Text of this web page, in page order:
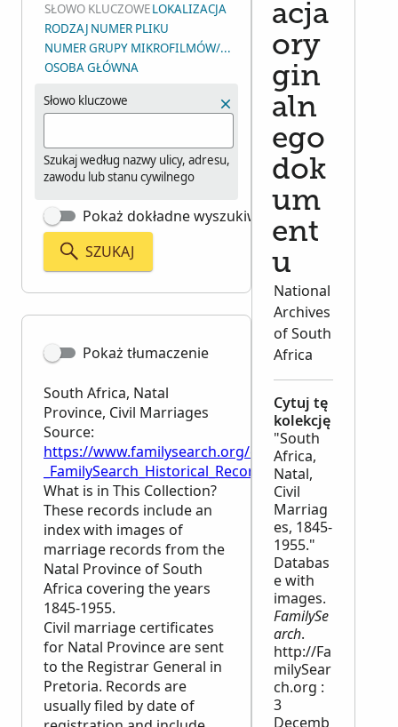
SŁOWO KLUCZOWELOKALIZACJA
RODZAJ NUMER PLIKU
NUMER GRUPY MIKROFILMÓW/MIKROFISZ/ZDJĘĆ (DGS)
OSOBA GŁÓWNA
Słowo kluczowe
Szukaj według nazwy ulicy, adresu,
zawodu lub stanu cywilnego
Pokaż dokładne wyszukiwanie
SZUKAJ
Pokaż tłumaczenie
South Africa, Natal
Province, Civil Marriages
Source:
https://www.familysearch.org/en/wiki/
_FamilySearch_Historical_Records
What is in This Collection?
These records include an
index with images of
marriage records from the
Natal Province of South
Africa covering the years
1845-1955.
Civil marriage certificates
for Natal Province are sent
to the Registrar General in
Pretoria. Records are
usually filed by date of
acja
ory
gin
aln
ego
dok
um
ent
u
National
Archives
of South
Africa
Cytuj tę
kolekcję
"South
Africa,
Natal,
Civil
Marriag
es, 1845-
1955."
Databas
e with
images.
FamilySe
arch.
http://Fa
milySear
ch.org :
3
Decemb